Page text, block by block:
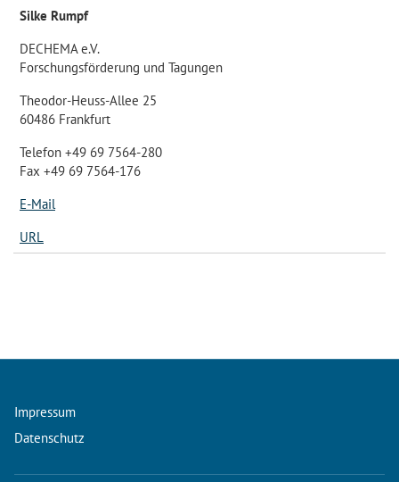
Silke Rumpf
DECHEMA e.V.
Forschungsförderung und Tagungen
Theodor-Heuss-Allee 25
60486 Frankfurt
Telefon +49 69 7564-280
Fax +49 69 7564-176
E-Mail
URL
Impressum
Datenschutz